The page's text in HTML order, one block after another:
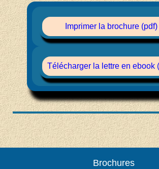
Imprimer la brochure (pdf)
Télécharger la lettre en ebook
Brochures